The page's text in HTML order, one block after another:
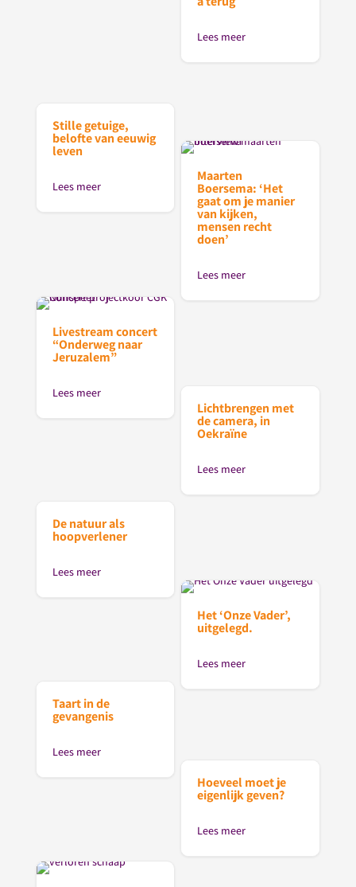
Lees meer
Stille getuige,
belofte van eeuwig
leven
Lees meer
Maarten
Boersema: ‘Het
gaat om je manier
van kijken,
mensen recht
doen’
Lees meer
Livestream concert
“Onderweg naar
Jeruzalem”
Lees meer
Lichtbrengen met
de camera, in
Oekraïne
Lees meer
De natuur als
hoopverlener
Lees meer
Het ‘Onze Vader’,
uitgelegd.
Lees meer
Taart in de
gevangenis
Lees meer
Hoeveel moet je
eigenlijk geven?
Lees meer